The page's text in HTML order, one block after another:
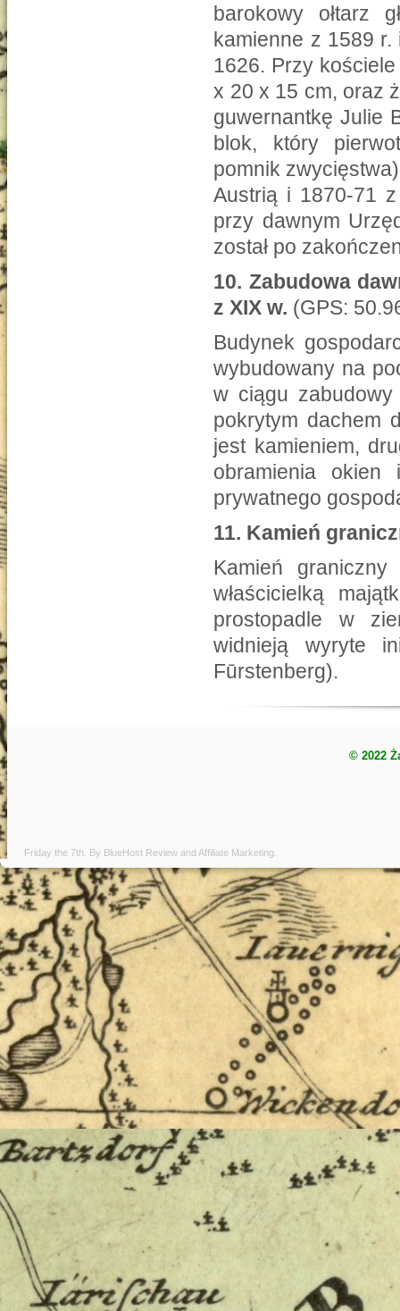
barokowy ołtarz
kamienne z 1589 r.
1626. Przy
x 20 x 15 cm, oraz
guwernantkę Julie
blok, który
pomnik
Austrią i 1870-71
przy dawnym
został po
10. Zabudowa
z XIX w. (GPS:
Budynek
wybudowany na
w ciągu zabudowy
pokrytym dachem
jest kamieniem,
obramienia
prywatnego
11. Kamień
Kamień
właścicielką
prostopadle w
widnieją wyryte
Fūrstenberg).
© 2022
Friday the 7th. By BlueHost Review andAffiliate Marketing